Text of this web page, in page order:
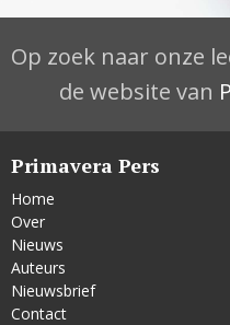
Op zoek naar onze
de website van
Primavera Pers
Home
Over
Nieuws
Auteurs
Nieuwsbrief
Contact